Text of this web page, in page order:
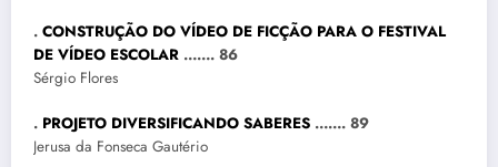
. CONSTRUÇÃO DO VÍDEO DE FICÇÃO PARA O FESTIVAL
DE VÍDEO ESCOLAR ……. 86
Sérgio Flores
. PROJETO DIVERSIFICANDO SABERES ……. 89
Jerusa da Fonseca Gautério